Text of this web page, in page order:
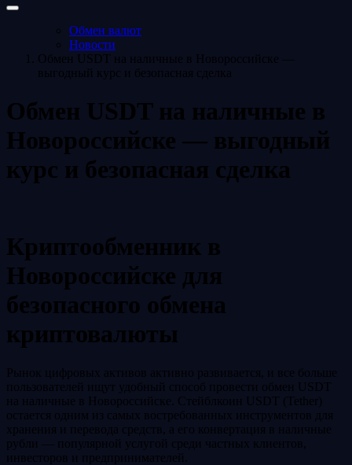
Обмен валют
Новости
Обмен USDT на наличные в Новороссийске —
выгодный курс и безопасная сделка
Обмен USDT на наличные в
Новороссийске — выгодный
курс и безопасная сделка
Криптообменник в
Новороссийске для
безопасного обмена
криптовалюты
Рынок цифровых активов активно развивается, и все больше
пользователей ищут удобный способ провести обмен USDT
на наличные в Новороссийске. Стейблкоин USDT (Tether)
остается одним из самых востребованных инструментов для
хранения и перевода средств, а его конвертация в наличные
рубли — популярной услугой среди частных клиентов,
инвесторов и предпринимателей.